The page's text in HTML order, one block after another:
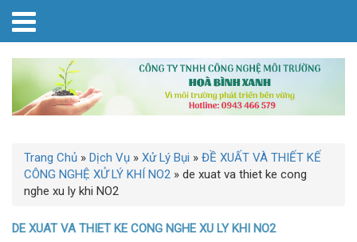
Trang Chủ » Dịch Vụ » Xử Lý Bụi » ĐỀ XUẤT VÀ THIẾT KẾ
CÔNG NGHỆ XỬ LÝ KHÍ NO2 » de xuat va thiet ke cong
nghe xu ly khi NO2
DE XUAT VA THIET KE CONG NGHE XU LY KHI NO2